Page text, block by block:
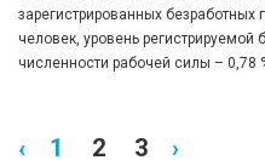
зарегистрированных
человек, уровень
численности рабочей силы – 0,78
‹ 1 2 3 ›